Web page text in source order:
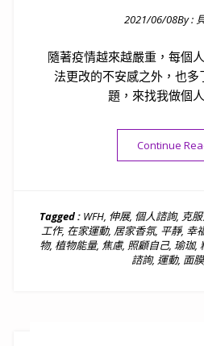
2021/06/08By :
隨著疫情越來越嚴重，每個
法更改的不安感之外，也多
題，來找我做個
Continue
Tagged : WFH 伸展, 個人諮詢, 克
工作, 在家運動, 居家香氛, 平靜, 幸
物, 植物能量, 焦慮, 照顧自己, 瑜珈,
諮詢, 運動, 面膜